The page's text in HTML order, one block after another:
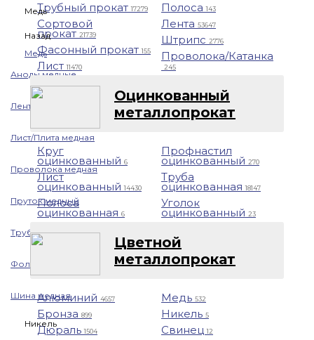
Медь
Назад
Медь
Аноды медные
Лента медная
Лист/Плита медная
Проволока медная
Пруток медный
Труба медная
Фольга медная
Шина медная
Никель
Трубный прокат17279
Сортовой
прокат 21739
Фасонный прокат155
Лист11470
Полоса143
Лента 53647
Штрипс 2776
Проволока/Катанка
245
Оцинкованный
металлопрокат
Круг
оцинкованный 6
Лист
оцинкованный14430
Полоса
оцинкованная 6
Профнастил
оцинкованный 270
Труба
оцинкованная18147
Уголок
оцинкованный 23
Цветной
металлопрокат
Алюминий 4657
Бронза 899
Дюраль1504
Медь 532
Никель 5
Свинец12